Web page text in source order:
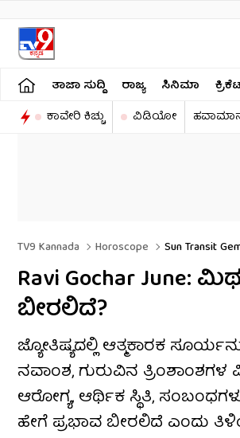
ತಾಜಾ ಸುದ್ದಿ ರಾಜ್ಯ ಸಿನಿಮಾ
ಕಾವೇರಿ ಕಿಚ್ಚು
ವಿಡಿಯೋ
TV9 Kannada Horoscope Sun Transit
Ravi Gochar
ಬೀರಲಿದೆ?
ಜ್ಯೋತಿಷ್ಯದಲ್ಲಿ ಆತ್ಮಕಾರಕ
ನವಾಂಶ, ಗುರುವಿನ
ಆರೋಗ್ಯ, ಆರ್ಥಿಕ ಸ್ಥಿತಿ,
ಹೇಗೆ ಪ್ರಭಾವ ಬೀರಲಿದೆ ಎಂದು